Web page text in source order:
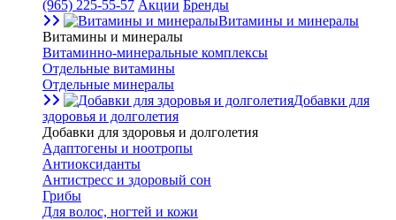
(965) 225-55-57 Акции Бренды
Витамины и минералы
Витамины и минералы
Витаминно-минеральные комплексы
Отдельные витамины
Отдельные минералы
Добавки для
здоровья и долголетия
Добавки для здоровья и долголетия
Адаптогены и ноотропы
Антиоксиданты
Антистресс и здоровый сон
Грибы
Для волос, ногтей и кожи